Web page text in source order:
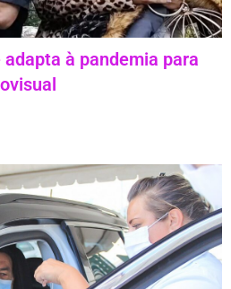
à pandemia para